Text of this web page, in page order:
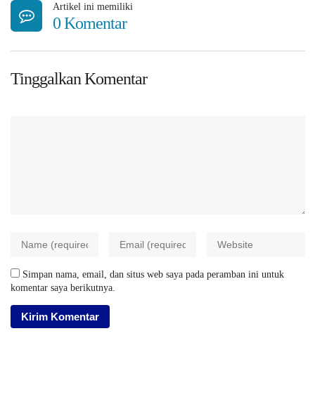
Artikel ini memiliki
0 Komentar
Tinggalkan Komentar
Simpan nama, email, dan situs web saya pada peramban ini untuk
komentar saya berikutnya.